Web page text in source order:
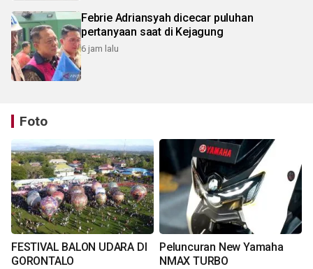
Febrie Adriansyah dicecar puluhan
pertanyaan saat di Kejagung
6 jam lalu
Foto
FESTIVAL BALON UDARA DI
GORONTALO
Peluncuran New Yamaha
NMAX TURBO